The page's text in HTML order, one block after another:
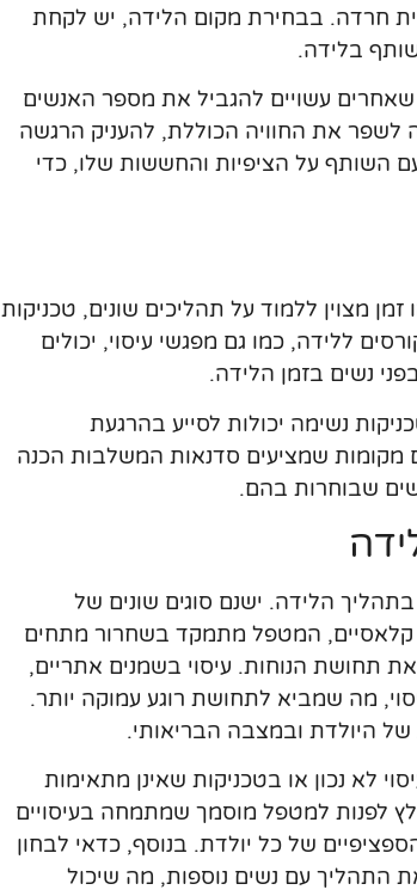
חרדה. בבחירת מקום הלידה, יש לקחת
בלידה.
עשויים להגביל את מספר האנשים
לשפר את החוויה הכוללת, להעניק הרגשה
השותף על הציפיות והחששות שלו, כדי
מצוין ללמוד על תהליכים שונים, טכניקות
ללידה, כמו גם מפגשי עיסוי, יכולים
נשים בזמן הלידה.
נשימה יכולות לסייע בהרגעת
מקומות שמציעים סדנאות המשלבות הכנה
שבוחרות בהם.
בתהליך הלידה. ישנם סוגים שונים של
קלאסיים, המטפל מתמקד בשחרור מתחים
תחושת הנוחות. עיסוי בשמנים אתריים,
מה שמביא לתחושת רוגע עמוקה יותר.
היולדת ובמצבה הבריאותי.
לא נכון או בטכניקות שאינן מתאימות
לפנות למטפל מוסמך שמתמחה בעיסויים
של כל יולדת. בנוסף, כדאי לבחון
התהליך עם נשים נוספות, מה שיכול